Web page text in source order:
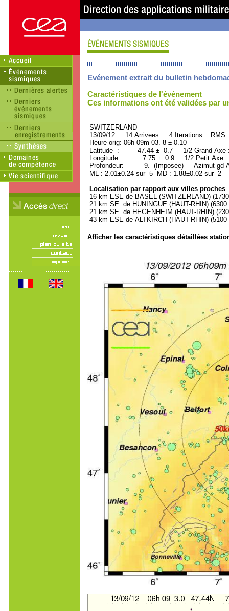
Evénement extrait du bulletin
Caractéristiques de l'événement
Ces informations ont été validées par
SWITZERLAND
13/09/12 14 Arrivees 4 Iterations RMS
Heure orig: 06h 09m 03. 8 ± 0.10
Latitude : 47.44 ± 0.7 1/2 Grand
Longitude : 7.75 ± 0.9 1/2 Petit Axe
Profondeur: 9. (Imposee) Azimut gd
ML : 2.01±0.24 sur 5 MD : 1.88±0.02 sur 2
Localisation par rapport aux villes proches
16 km ESE de BASEL (SWITZERLAND)
21 km SE de HUNINGUE (HAUT-RHIN) (6300
21 km SE de HEGENHEIM (HAUT-RHIN)
43 km ESE de ALTKIRCH (HAUT-RHIN)
Afficher les caractéristiques détaillées